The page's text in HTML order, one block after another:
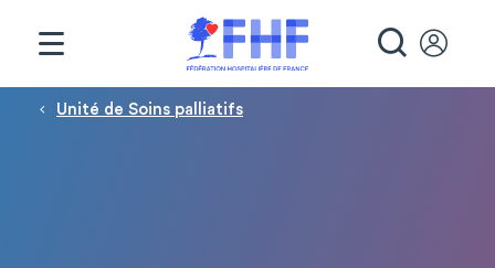
Fil d'Ariane
Unité de Soins palliatifs
Panneau de gestion des cookies